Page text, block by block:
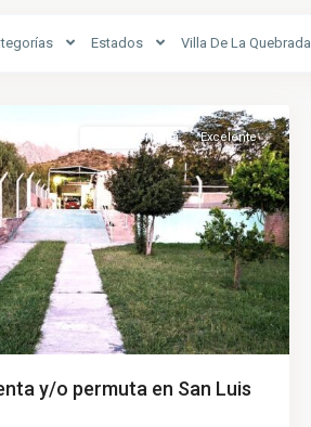
Estados Villa De La Quebrada
Venta/Permuta Excelente
y/o permuta en San Luis